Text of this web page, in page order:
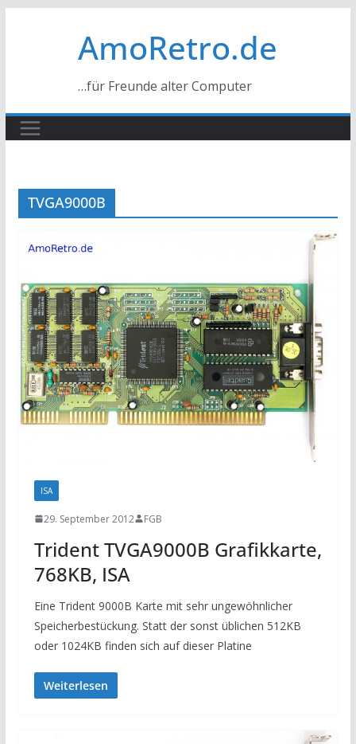
AmoRetro.de
…für Freunde alter Computer
TVGA9000B
ISA
29. September 2012 FGB
Trident TVGA9000B Grafikkarte,
768KB, ISA
Eine Trident 9000B Karte mit sehr ungewöhnlicher
Speicherbestückung. Statt der sonst üblichen 512KB
oder 1024KB finden sich auf dieser Platine
Weiterlesen